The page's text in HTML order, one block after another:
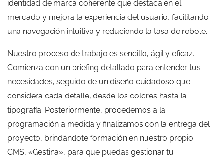
identidad de marca coherente que destaca en el
mercado y mejora la experiencia del usuario, facilitando
una navegación intuitiva y reduciendo la tasa de rebote.
Nuestro proceso de trabajo es sencillo, ágil y eficaz.
Comienza con un briefing detallado para entender tus
necesidades, seguido de un diseño cuidadoso que
considera cada detalle, desde los colores hasta la
tipografía. Posteriormente, procedemos a la
programación a medida y finalizamos con la entrega del
proyecto, brindándote formación en nuestro propio
CMS, «Gestina», para que puedas gestionar tu